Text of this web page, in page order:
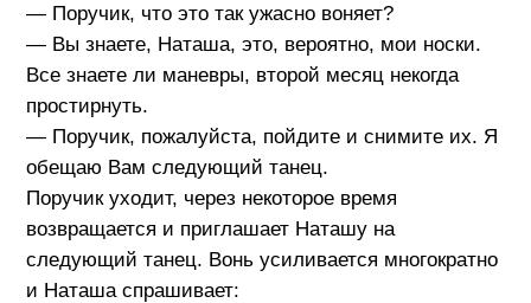
— Поручик, что это так ужасно воняет?
— Вы знаете, Наташа, это, вероятно, мои носки.
Все знаете ли маневры, второй месяц некогда
простирнуть.
— Поручик, пожалуйста, пойдите и снимите их. Я
обещаю Вам следующий танец.
Поручик уходит, через некоторое время
возвращается и приглашает Наташу на
следующий танец. Вонь усиливается многократно
и Наташа спрашивает: